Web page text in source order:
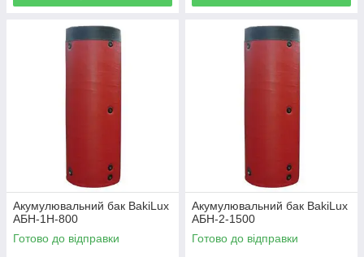
Акумулювальний бак BakiLux
АБН-1Н-800
Готово до відправки
Акумулювальний бак BakiLux
АБН-2-1500
Готово до відправки